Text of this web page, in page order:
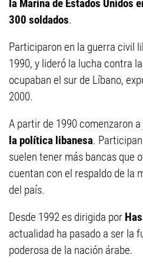
la Marina de Estados Unidos
300 soldados.
Participaron en la guerra civil
1990, y lideró la lucha contra
ocupaban el sur de Líbano,
2000.
A partir de 1990 comenzaron
la política libanesa.
suelen tener más bancas que
cuentan con el respaldo de la
del país.
Desde 1992 es dirigida por
actualidad ha pasado a ser la
poderosa de la nación árabe.